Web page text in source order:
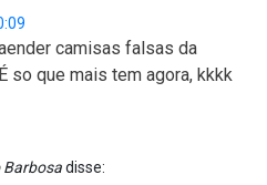
camisas falsas da
so que mais tem agora, kkkk
Barbosadisse: